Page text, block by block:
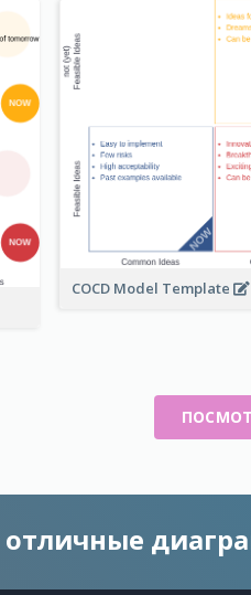
COCD Model Template
отличные